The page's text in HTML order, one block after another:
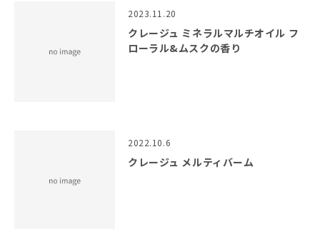
2023.11.20
クレージュ ミネラルマルチオイル フ
ローラル&ムスクの香り
2022.10.6
クレージュ メルティバーム